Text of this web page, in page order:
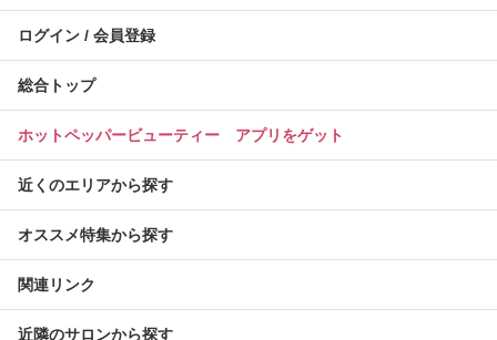
ログイン / 会員登録
総合トップ
ホットペッパービューティー アプリをゲット
近くのエリアから探す
オススメ特集から探す
関連リンク
近隣のサロンから探す